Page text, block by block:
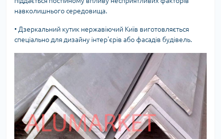
навколишнього середовища.
• Дзеркальний кутик нержавіючий Київ виготовляється
спеціально для дизайну інтер'єрів або фасадів будівель.